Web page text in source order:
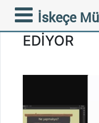
İskeçe
ÇEVRİMİÇİ
EDİYOR